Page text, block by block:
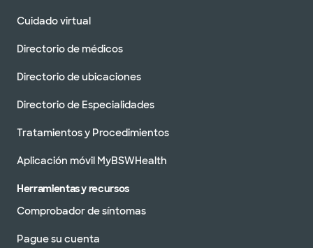
Cuidado virtual
Directorio de médicos
Directorio de ubicaciones
Directorio de Especialidades
Tratamientos y Procedimientos
Aplicación móvil MyBSWHealth
Herramientas y recursos
Comprobador de síntomas
Pague su cuenta